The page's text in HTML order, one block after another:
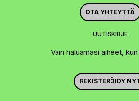
OTA YHTEYTTÄ
UUTISKIRJE
Vain haluamasi aiheet,
REKISTERÖIDY